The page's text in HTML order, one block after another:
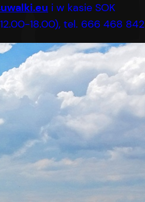
i w kasie SOK
18.00), tel. 666 468 842